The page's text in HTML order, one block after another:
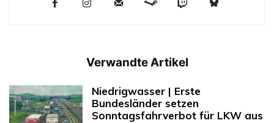
Verwandte Artikel
Niedrigwasser | Erste
Bundesländer setzen
Sonntagsfahrverbot für LKW aus